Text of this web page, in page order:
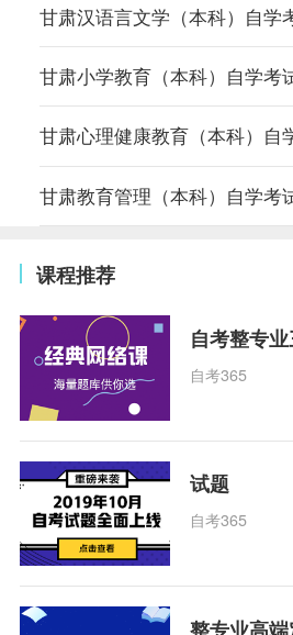
甘肃汉语言文学（本科）自学
甘肃小学教育（本科）自学考
甘肃心理健康教育（本科）自
甘肃教育管理（本科）自学考
课程推荐
自考整专
自考365
试题
自考365
整专业高